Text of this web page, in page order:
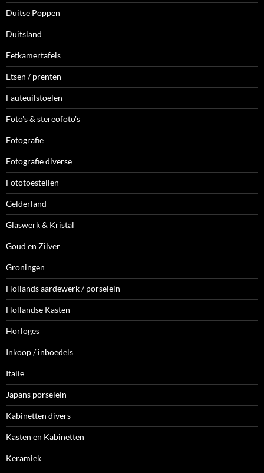
Duitse Poppen
Duitsland
Eetkamertafels
Etsen / prenten
Fauteuilstoelen
Foto's & stereofoto's
Fotografie
Fotografie diverse
Fototoestellen
Gelderland
Glaswerk & Kristal
Goud en Zilver
Groningen
Hollands aardewerk / porselein
Hollandse Kasten
Horloges
Inkoop / inboedels
Italie
Japans porselein
Kabinetten divers
Kasten en Kabinetten
Keramiek